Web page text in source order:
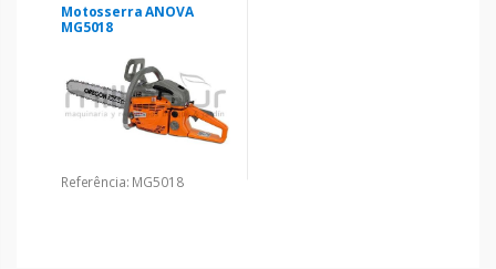
Motosserra ANOVA
MG5018
Referência: MG5018